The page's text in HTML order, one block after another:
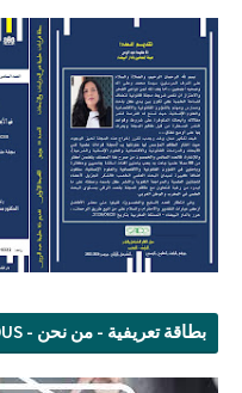
بطاقة تعريفية - من نحن - QUI SOMMES-NOUS